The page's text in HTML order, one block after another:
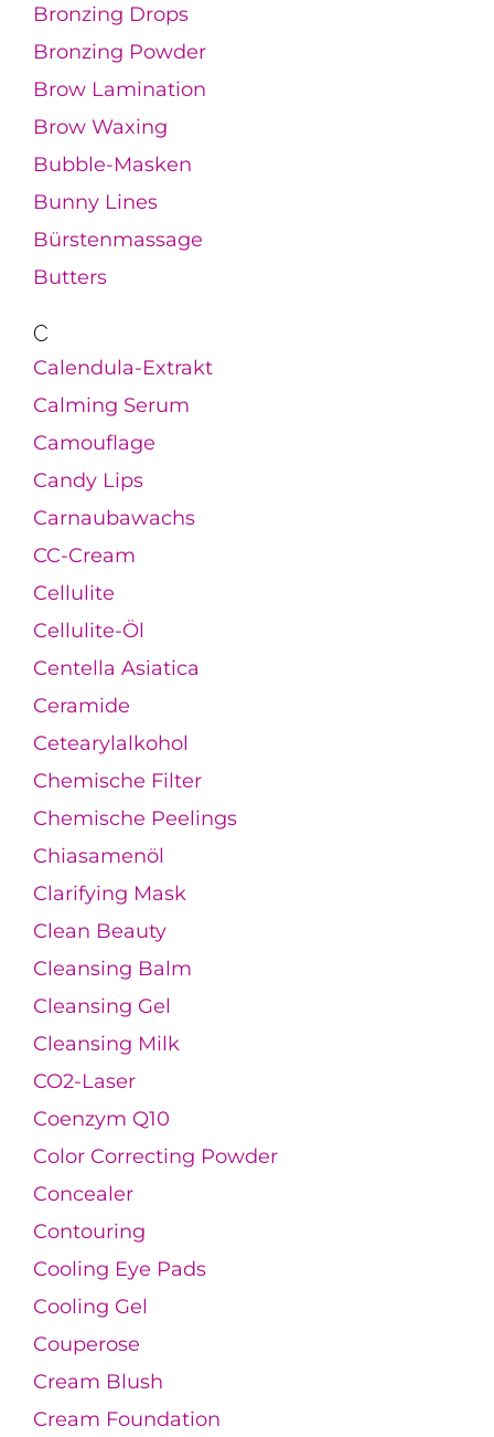
Bronzing Drops
Bronzing Powder
Brow Lamination
Brow Waxing
Bubble-Masken
Bunny Lines
Bürstenmassage
Butters
C
Calendula-Extrakt
Calming Serum
Camouflage
Candy Lips
Carnaubawachs
CC-Cream
Cellulite
Cellulite-Öl
Centella Asiatica
Ceramide
Cetearylalkohol
Chemische Filter
Chemische Peelings
Chiasamenöl
Clarifying Mask
Clean Beauty
Cleansing Balm
Cleansing Gel
Cleansing Milk
CO2-Laser
Coenzym Q10
Color Correcting Powder
Concealer
Contouring
Cooling Eye Pads
Cooling Gel
Couperose
Cream Blush
Cream Foundation